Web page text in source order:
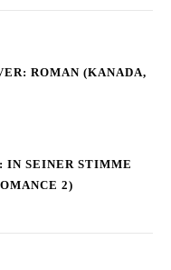
ROMAN (KANADA,
IN SEINER STIMME
2)